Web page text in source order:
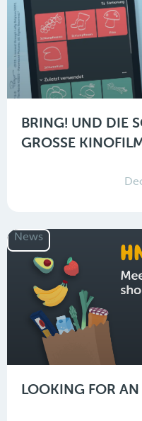
BRING! UND DIE
GROSSE
News
LOOKING FOR